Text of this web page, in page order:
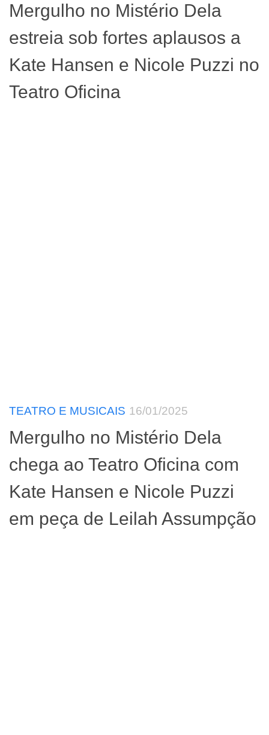
Mergulho no Mistério Dela
estreia sob fortes aplausos a
Kate Hansen e Nicole Puzzi no
Teatro Oficina
TEATRO E MUSICAIS 16/01/2025
Mergulho no Mistério Dela
chega ao Teatro Oficina com
Kate Hansen e Nicole Puzzi
em peça de Leilah Assumpção